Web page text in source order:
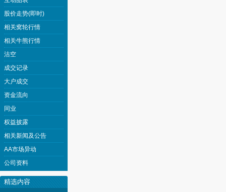
股价走势(即时)
相关窝轮行情
相关牛熊行情
沽空
成交记录
大户成交
资金流向
同业
权益披露
相关新闻及公告
AA市场异动
公司资料
精选内容